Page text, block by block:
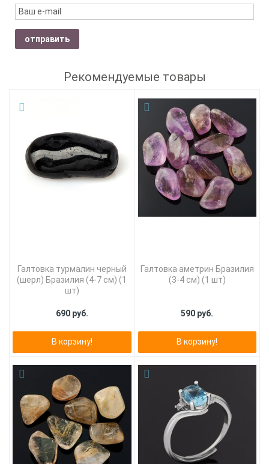
отправить
Рекомендуемые товары
Галтовка турмалин черный
(шерл) Бразилия (4-7 см) (1
шт)
690 руб.
В корзину!
Галтовка аметрин Бразилия
(3-4 см) (1 шт)
590 руб.
В корзину!